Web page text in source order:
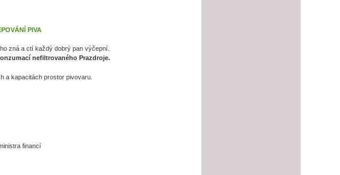
PIVA
ho zná a ctí každý dobrý pan výčepní.
nefiltrovaného Prazdroje.
a kapacitách prostor pivovaru.
financí